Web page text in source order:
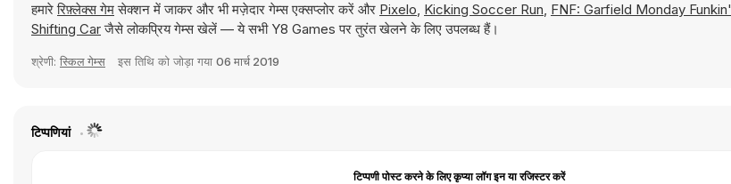
हमारेरिफ़्लेक्स गेमसेक्शन में जाकर और भी मज़ेदार गेम्स एक्सप्लोर करें और Pixelo, Kicking Soccer Run, FNF: Garfield Monday Funkin'
Shifting Carजैसे लोकप्रिय गेम्स खेलें — ये सभी Y8 Games पर तुरंत खेलने के लिए उपलब्ध हैं।
श्रेणी: स्किल गेम्स इस तिथि को जोड़ा गया 06 मार्च 2019
टिप्पणियां
टिप्पणी पोस्ट करने के लिए कृप्या लॉग इन या रजिस्टर करें